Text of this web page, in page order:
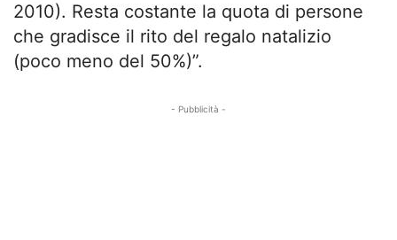
2010). Resta costante la quota di persone
che gradisce il rito del regalo natalizio
(poco meno del 50%)”.
- Pubblicità -